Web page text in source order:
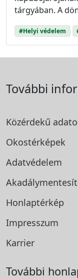
tárgyában. A
#Helyi védelem
További
Közérdekű
Okostérképek
Adatvédelem
Honlaptérkép
Impresszum
Karrier
További